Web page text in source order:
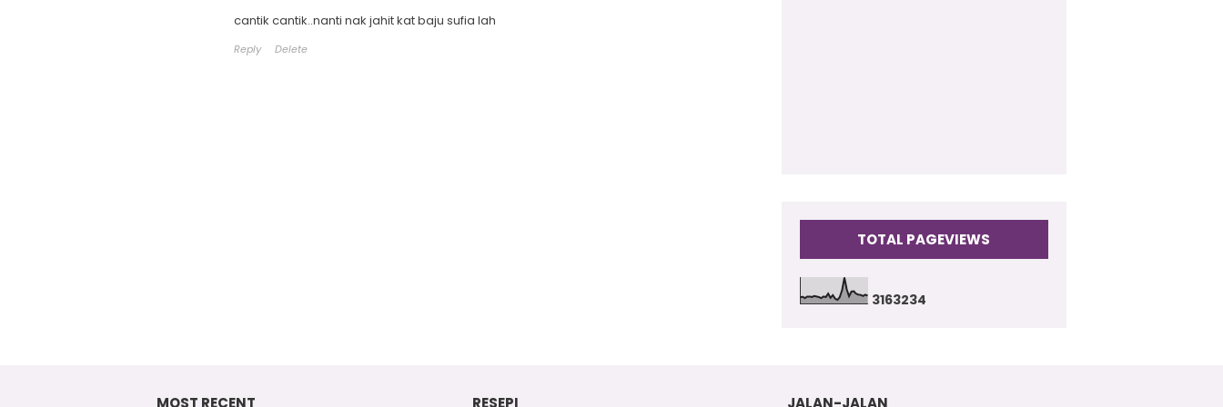
cantik cantik..nanti nak jahit kat baju sufia lah
Reply Delete
TOTAL PAGEVIEWS
3163234